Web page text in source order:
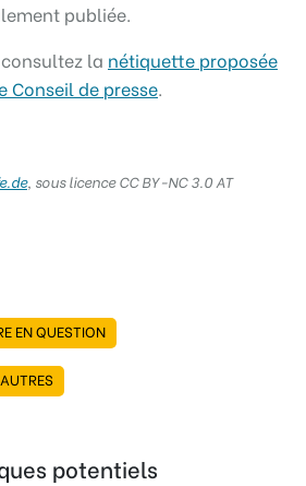
publiée.
la nétiquette proposée
Conseil de presse.
, sous licence CC BY-NC 3.0 AT
EN QUESTION
potentiels